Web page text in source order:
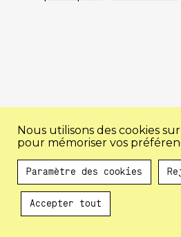
Au programme !
Nous utilisons des cookies
pour mémoriser vos
Paramètre des cookies
Accepter tout